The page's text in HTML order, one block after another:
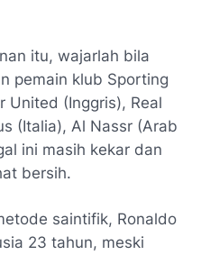
itu, wajarlah bila
pemain klub Sporting
United (Inggris), Real
(Italia), Al Nassr (Arab
ini masih kekar dan
bersih.
saintifik, Ronaldo
23 tahun, meski